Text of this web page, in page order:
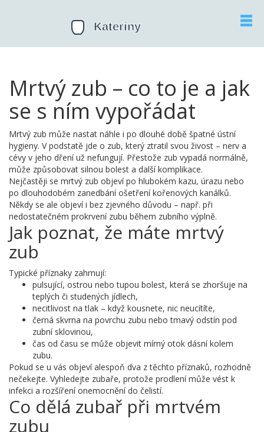
Mrtvý zub – co to je a jak
se s ním vypořádat
Mrtvý zub může nastat náhle i po dlouhé době špatné ústní
hygieny. V podstatě jde o zub, který ztratil svou živost – nerv a
cévy v jeho dření už nefungují. Přestože zub vypadá normálně,
může způsobovat silnou bolest a další komplikace.
Nejčastěji se mrtvý zub objeví po hlubokém kazu, úrazu nebo
po dlouhodobém zanedbání ošetření kořenových kanálků.
Někdy se ale objeví i bez zjevného důvodu – např. při
nedostatečném prokrvení zubu během zubního výplně.
Jak poznat, že máte mrtvý
zub
Typické příznaky zahrnují:
pulsující, ostrou nebo tupou bolest, která se zhoršuje na
teplých či studených jídlech,
necitlivost na tlak – když kousnete, nic neucítíte,
černá skvrna na povrchu zubu nebo tmavý odstín pod
zubní sklovinou,
čas od času se může objevit mírný otok dásní kolem
zubu.
Pokud se u vás objeví alespoň dva z těchto příznaků, rozhodně
nečekejte. Vyhledejte zubaře, protože prodlení může vést k
infekci a rozšíření onemocnění do čelistí.
Co dělá zubař při mrtvém
zubu